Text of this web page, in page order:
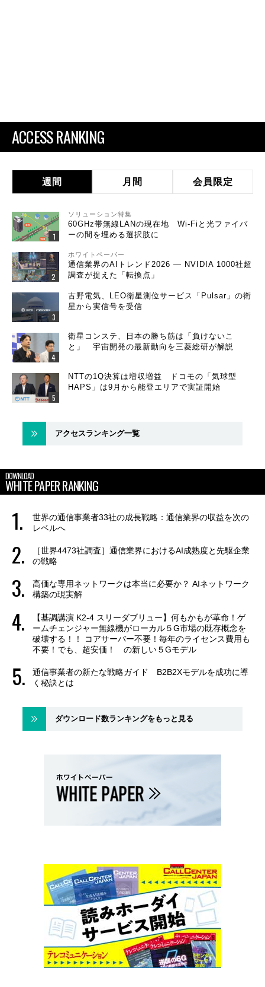
ACCESS RANKING
週間 月間 会員限定
ソリューション特集
60GHz帯無線LANの現在地 Wi-Fiと光ファイバ
ーの間を埋める選択肢に
ホワイトペーパー
通信業界のAIトレンド2026 ― NVIDIA 1000社超
調査が捉えた「転換点」
古野電気、LEO衛星測位サービス「Pulsar」の衛
星から実信号を受信
衛星コンステ、日本の勝ち筋は「負けないこ
と」 宇宙開発の最新動向を三菱総研が解説
NTTの1Q決算は増収増益 ドコモの「気球型
HAPS」は9月から能登エリアで実証開始
アクセスランキング一覧
DOWNLOAD
WHITE PAPER RANKING
世界の通信事業者33社の成長戦略：通信業界の収益を次の
レベルへ
［世界4473社調査］通信業界におけるAI成熟度と先駆企業
の戦略
高価な専用ネットワークは本当に必要か？ AIネットワーク
構築の現実解
【基調講演 K2-4 スリーダブリュー】何もかもが革命！ゲ
ームチェンジャー無線機がローカル５G市場の既存概念を
破壊する！！ コアサーバー不要！毎年のライセンス費用も
不要！でも、超安価！ の新しい５Gモデル
通信事業者の新たな戦略ガイド B2B2Xモデルを成功に導
く秘訣とは
ダウンロード数ランキングをもっと見る